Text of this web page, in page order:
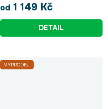
od 1 149 Kč
DETAIL
VÝPRODEJ